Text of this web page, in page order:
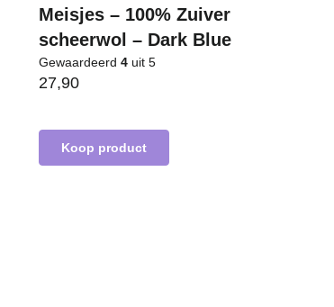
Meisjes – 100% Zuiver
scheerwol – Dark Blue
Gewaardeerd 4 uit 5
27,90
Koop product